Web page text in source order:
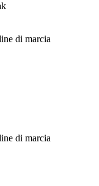
di marcia
di marcia